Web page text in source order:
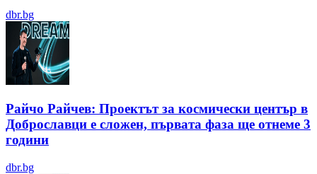
dbr.bg
Райчо Райчев: Проектът за космически център в
Доброславци е сложен, първата фаза ще отнеме 3
години
dbr.bg